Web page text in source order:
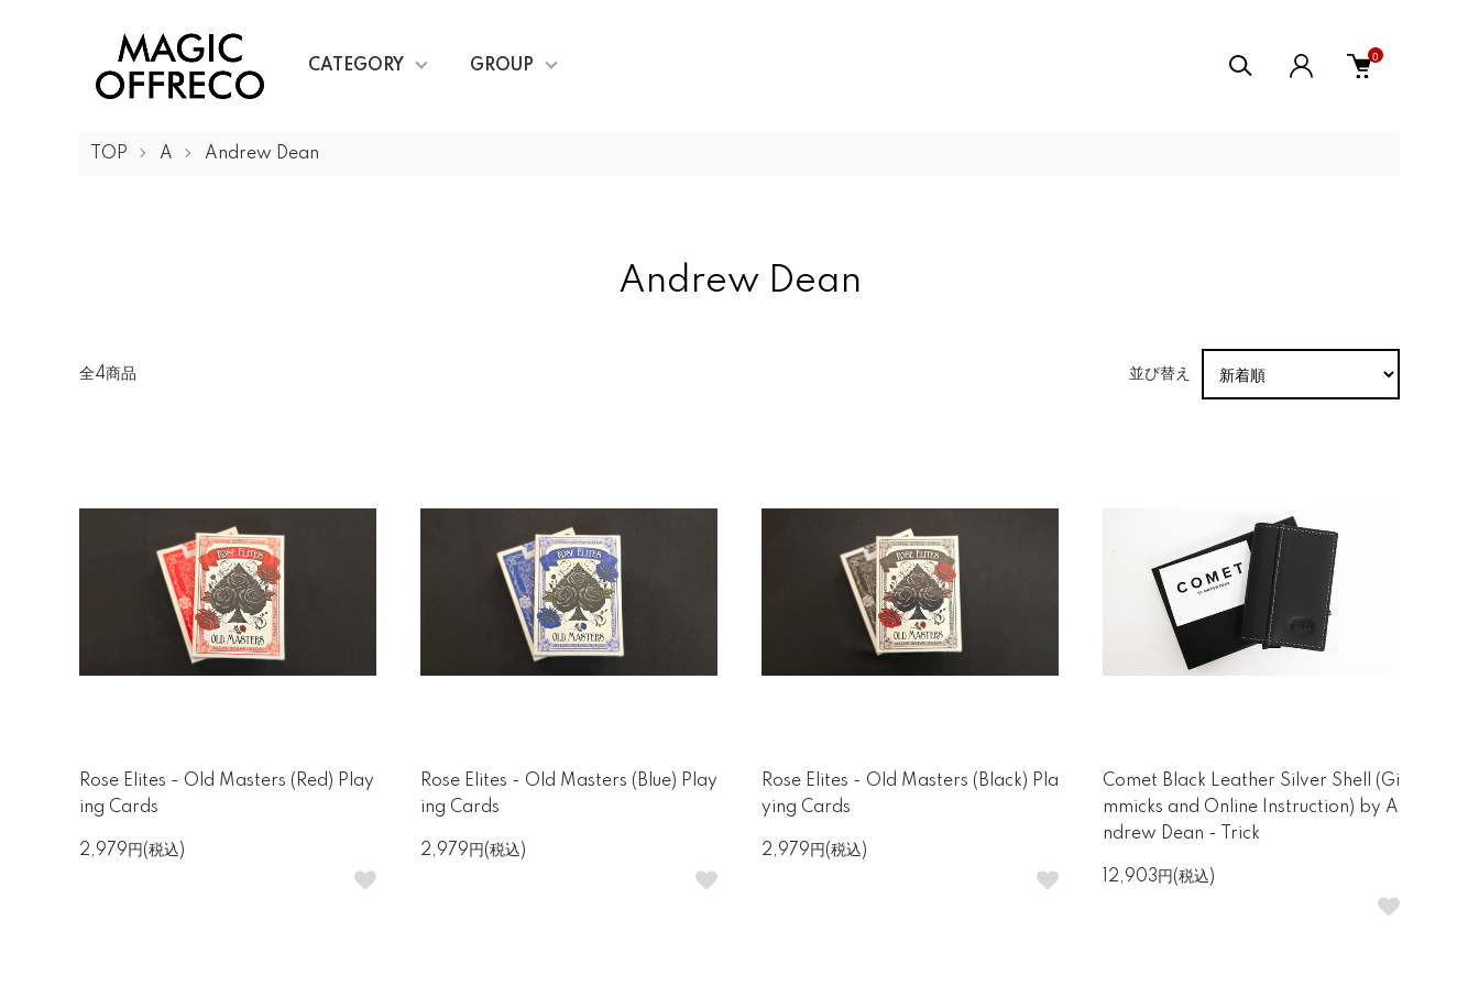
CATEGORY GROUP
0
TOP A Andrew Dean
Andrew Dean
全4商品 並び替え
Rose Elites - Old Masters (Red) Play
ing Cards
2,979円(税込)
Rose Elites - Old Masters (Blue) Play
ing Cards
2,979円(税込)
Rose Elites - Old Masters (Black) Pla
ying Cards
2,979円(税込)
Comet Black Leather Silver Shell (Gi
mmicks and Online Instruction) by A
ndrew Dean - Trick
12,903円(税込)